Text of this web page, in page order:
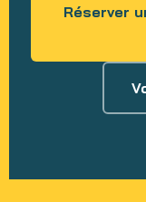
Réserver